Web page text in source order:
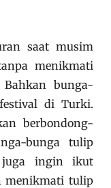
saat musim
menikmati
bunga-
di Turki.
berbondong-
bunga tulip
juga ingin ikut
menikmati tulip